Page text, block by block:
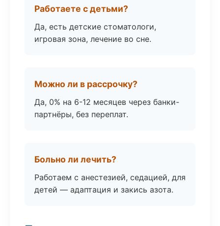
Работаете с детьми?
Да, есть детские стоматологи,
игровая зона, лечение во сне.
Можно ли в рассрочку?
Да, 0% на 6-12 месяцев через банки-
партнёры, без переплат.
Больно ли лечить?
Работаем с анестезией, седацией, для
детей — адаптация и закись азота.